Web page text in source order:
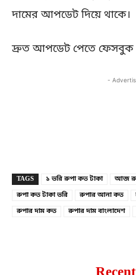
দামের আপডেট দিয়ে থাকে।
দ্রুত আপডেট পেতে
-
TAGS ১ ভরি রুপা কত টাকা আজ
রুপা কত টাকা ভরি
রুপার আনা কত
রুপার দাম কত
রুপার দাম বাংলাদেশ